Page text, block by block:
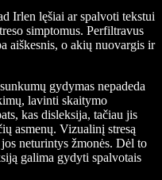
Irlen lęšiai ar spalvoti tekstui
simptomus. Perfiltravus
aiškesnis, o akių nuovargis ir
gydymas nepadeda
lavinti skaitymo
kas disleksija, tačiau jis
asmenų. Vizualinį stresą
neturintys žmonės. Dėl to
galima gydyti spalvotais